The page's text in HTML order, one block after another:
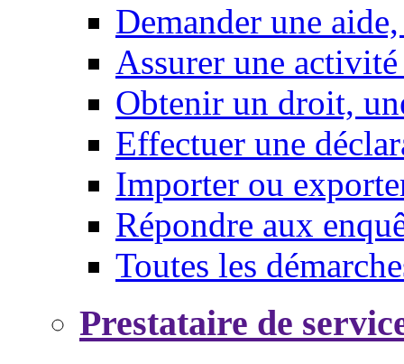
Demander une
Assurer une
Obtenir un droit,
Effectuer une
Importer ou
Répondre aux
Toutes les
Prestataire de